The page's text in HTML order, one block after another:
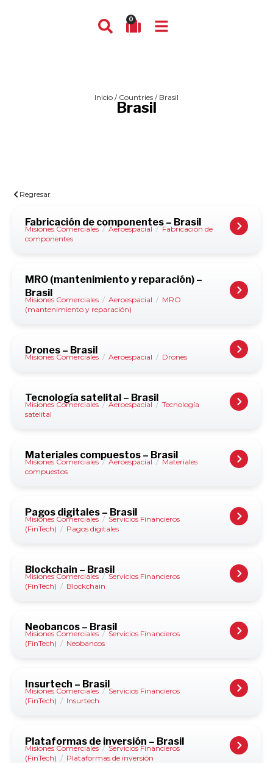
0
Inicio / Countries / Brasil
Brasil
Regresar
Fabricación de componentes – Brasil
Misiones Comerciales / Aeroespacial / Fabricación de
componentes
MRO (mantenimiento y reparación) –
Brasil
Misiones Comerciales / Aeroespacial / MRO
(mantenimiento y reparación)
Drones – Brasil
Misiones Comerciales / Aeroespacial / Drones
Tecnología satelital – Brasil
Misiones Comerciales / Aeroespacial / Tecnología
satelital
Materiales compuestos – Brasil
Misiones Comerciales / Aeroespacial / Materiales
compuestos
Pagos digitales – Brasil
Misiones Comerciales / Servicios Financieros
(FinTech) / Pagos digitales
Blockchain – Brasil
Misiones Comerciales / Servicios Financieros
(FinTech) / Blockchain
Neobancos – Brasil
Misiones Comerciales / Servicios Financieros
(FinTech) / Neobancos
Insurtech – Brasil
Misiones Comerciales / Servicios Financieros
(FinTech) / Insurtech
Plataformas de inversión – Brasil
Misiones Comerciales / Servicios Financieros
(FinTech) / Plataformas de inversión